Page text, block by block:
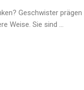
Geschwister prägen
Weise. Sie sind ...